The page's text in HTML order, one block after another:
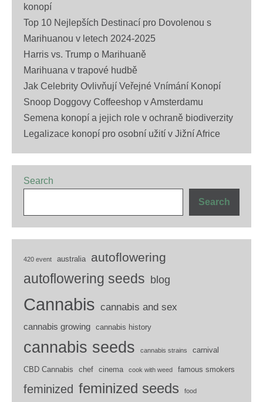
konopí
Top 10 Nejlepších Destinací pro Dovolenou s
Marihuanou v letech 2024-2025
Harris vs. Trump o Marihuaně
Marihuana v trapové hudbě
Jak Celebrity Ovlivňují Veřejné Vnímání Konopí
Snoop Doggovy Coffeeshop v Amsterdamu
Semena konopí a jejich role v ochraně biodiverzity
Legalizace konopí pro osobní užití v Jižní Africe
Search
Search
420 event australia autoflowering
autoflowering seeds blog
Cannabis cannabis and sex
cannabis growing cannabis history
cannabis seeds cannabis strains carnival
CBD Cannabis chef cinema cook with weed famous smokers
feminized feminized seeds food